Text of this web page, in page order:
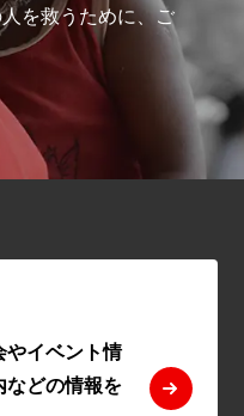
を救うために、ご
やイベント情
などの情報を